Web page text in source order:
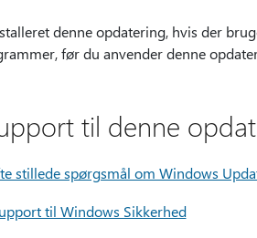
denne opdatering, hvis der
før du anvender denne
til denne
stillede spørgsmål om Windows
til Windows Sikkerhed